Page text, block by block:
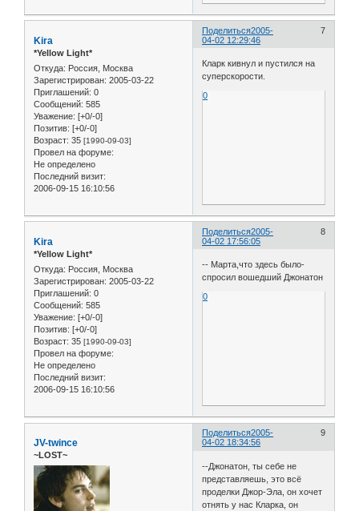
Поделиться 7
2005-
04-02 12:29:46
Kira
*Yellow Light*
Откуда: Россия, Москва
Зарегистрирован: 2005-03-22
Приглашений: 0
Сообщений: 585
Уважение: [+0/-0]
Позитив: [+0/-0]
Возраст: 35 [1990-09-03]
Провел на форуме:
Не определено
Последний визит:
2006-09-15 16:10:56
Кларк кивнул и пустился на
суперскорости.
0
Поделиться 8
2005-
04-02 17:56:05
Kira
*Yellow Light*
Откуда: Россия, Москва
Зарегистрирован: 2005-03-22
Приглашений: 0
Сообщений: 585
Уважение: [+0/-0]
Позитив: [+0/-0]
Возраст: 35 [1990-09-03]
Провел на форуме:
Не определено
Последний визит:
2006-09-15 16:10:56
-- Марта,что здесь было-
спросил вошедший Джонатон
0
Поделиться 9
2005-
04-02 18:34:56
JV-twince
~LOST~
--Джонатон, ты себе не
представляешь, это всё
проделки Джор-Эла, он хочет
отнять у нас Кларка, он